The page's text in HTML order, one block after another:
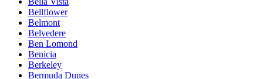
Bellflower
Belmont
Belvedere
Ben Lomond
Benicia
Berkeley
Bermuda Dunes